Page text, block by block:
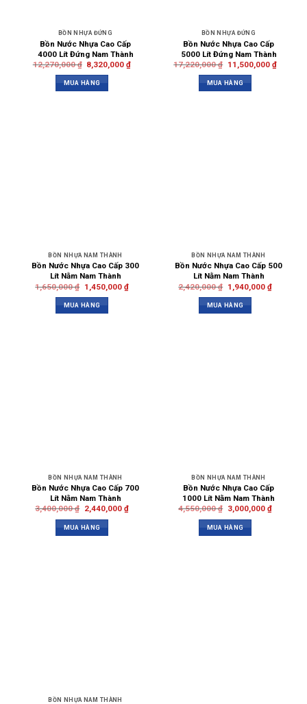
BỒN NHỰA ĐỨNG
Bồn Nước Nhựa Cao Cấp
4000 Lít Đứng Nam Thành
12,270,000₫ 8,320,000₫
MUA HÀNG
BỒN NHỰA ĐỨNG
Bồn Nước Nhựa Cao Cấp
5000 Lít Đứng Nam Thành
17,220,000₫ 11,500,000 ₫
MUA HÀNG
BỒN NHỰA NAM THÀNH
Bồn Nước Nhựa Cao Cấp 300
Lít Nằm Nam Thành
1,650,000₫ 1,450,000 ₫
MUA HÀNG
BỒN NHỰA NAM THÀNH
Bồn Nước Nhựa Cao Cấp 500
Lít Nằm Nam Thành
2,420,000₫ 1,940,000 ₫
MUA HÀNG
BỒN NHỰA NAM THÀNH
Bồn Nước Nhựa Cao Cấp 700
Lít Nằm Nam Thành
3,400,000₫ 2,440,000 ₫
MUA HÀNG
BỒN NHỰA NAM THÀNH
Bồn Nước Nhựa Cao Cấp
1000 Lít Nằm Nam Thành
4,550,000₫ 3,000,000 ₫
MUA HÀNG
BỒN NHỰA NAM THÀNH